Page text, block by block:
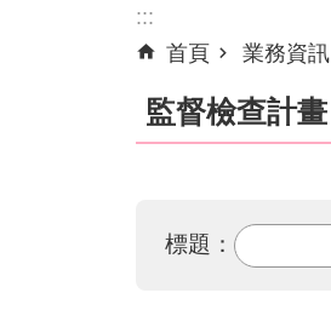
:::
首頁
業務資訊
監督檢查計畫
標題：